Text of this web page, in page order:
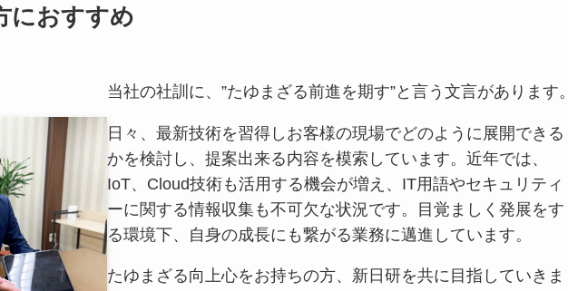
におすすめ
当社の社訓に、”たゆまざる前進を期す”と言う文言があります。
日々、最新技術を習得しお客様の現場でどのように展開できる
かを検討し、提案出来る内容を模索しています。近年では、
IoT、Cloud技術も活用する機会が増え、IT用語やセキュリティ
ーに関する情報収集も不可欠な状況です。目覚ましく発展をす
る環境下、自身の成長にも繋がる業務に邁進しています。
たゆまざる向上心をお持ちの方、新日研を共に目指していきま